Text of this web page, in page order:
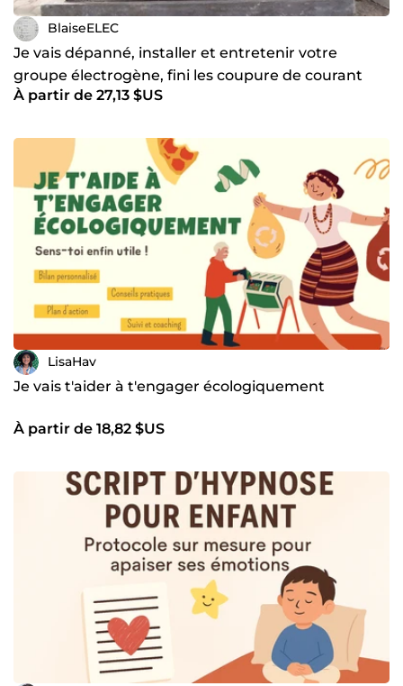
BlaiseELEC
Je vais dépanné, installer et entretenir votre
groupe électrogène, fini les coupure de courant
À partir de 27,13 $US
LisaHav
Je vais t'aider à t'engager écologiquement
À partir de 18,82 $US